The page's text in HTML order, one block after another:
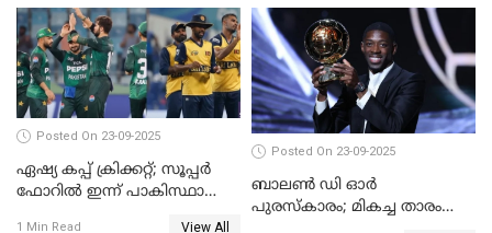
Posted On 23-09-2025
ഏഷ്യ കപ്പ് ക്രിക്കറ്റ്; സൂപ്പര്‍
ഫോറിൽ ഇന്ന് പാകിസ്ഥാനും
1 Min Read View All
Posted On 23-09-2025
ബാലണ്‍ ഡി ഓര്‍
പുരസ്‌കാരം; മികച്ച താരം